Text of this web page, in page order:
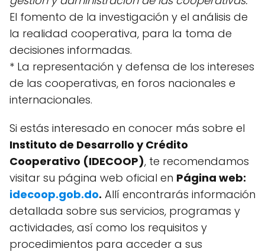
El fomento de la investigación y el análisis de
la realidad cooperativa, para la toma de
decisiones informadas.
* La representación y defensa de los intereses
de las cooperativas, en foros nacionales e
internacionales.
Si estás interesado en conocer más sobre el
Instituto de Desarrollo y Crédito
Cooperativo (IDECOOP), te recomendamos
visitar su página web oficial en Página web:
idecoop.gob.do. Allí encontrarás información
detallada sobre sus servicios, programas y
actividades, así como los requisitos y
procedimientos para acceder a sus